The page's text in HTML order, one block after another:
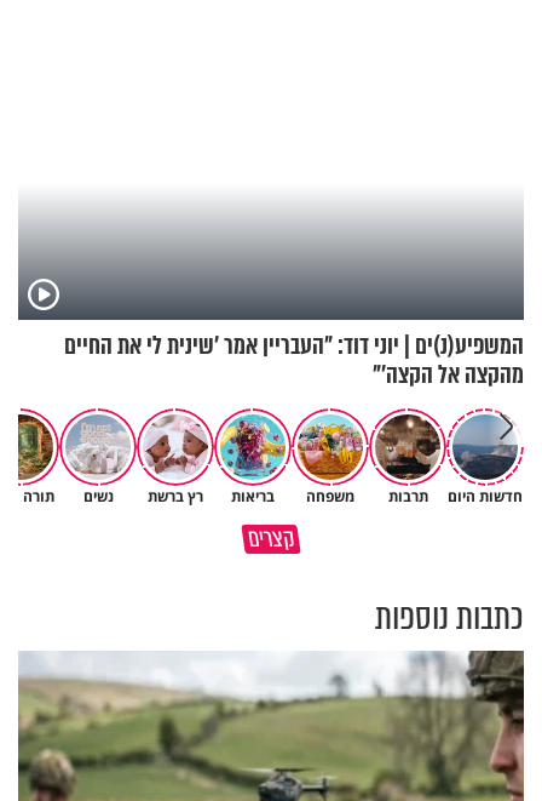
המשפיע(נ)ים | יוני דוד: "העבריין אמר 'שינית לי את החיים
מהקצה אל הקצה'"
חדשות היום תרבות משפחה בריאות רץ ברשת נשים תורה
קצרים
סגולה שתעזור לכם למתן את
"אנחנו מאמינים שהיימנוט
נחטפה": טספאי קסאו על בתו
כתבות נוספות